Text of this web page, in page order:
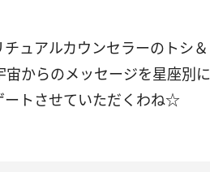
ュアルカウンセラーのトシ
宙からのメッセージを星座別
ートさせていただくわね☆